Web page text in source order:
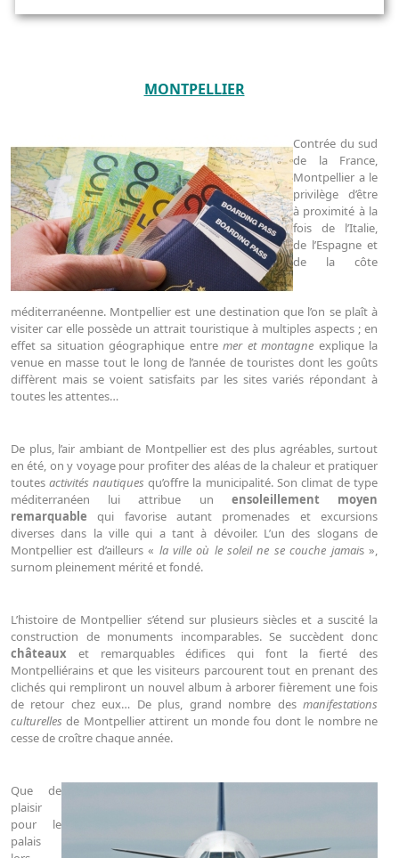
MONTPELLIER
Contrée du sud
de la France,
Montpellier a le
privilège d’être
à proximité à la
fois de l’Italie,
de l’Espagne et
de la côte
méditerranéenne. Montpellier est une destination que l’on se plaît à
visiter car elle possède un attrait touristique à multiples aspects ; en
effet sa situation géographique entremer et montagne explique la
venue en masse tout le long de l’année de touristes dont les goûts
diffèrent mais se voient satisfaits par les sites variés répondant à
toutes les attentes…
De plus, l’air ambiant de Montpellier est des plus agréables, surtout
en été, on y voyage pour profiter des aléas de la chaleur et pratiquer
toutesactivités nautiques qu’offre la municipalité. Son climat de type
méditerranéen lui attribue un ensoleillement moyen
remarquable qui favorise autant promenades et excursions
diverses dans la ville qui a tant à dévoiler. L’un des slogans de
Montpellier est d’ailleurs « la ville où le soleil ne se couche jamais »,
surnom pleinement mérité et fondé.
L’histoire de Montpellier s’étend sur plusieurs siècles et a suscité la
construction de monuments incomparables. Se succèdent donc
châteaux et remarquables édifices qui font la fierté des
Montpelliérains et que les visiteurs parcourent tout en prenant des
clichés qui rempliront un nouvel album à arborer fièrement une fois
de retour chez eux… De plus, grand nombre des manifestations
culturelles de Montpellier attirent un monde fou dont le nombre ne
cesse de croître chaque année.
Que de
plaisir
pour le
palais